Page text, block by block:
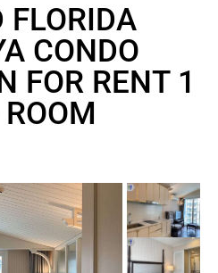
FLORIDA
CONDO
FOR RENT 1